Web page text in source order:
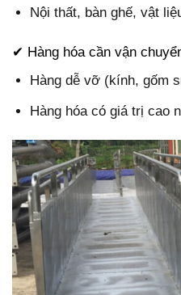
Nội thất, bàn ghế, vật
✔ Hàng hóa cần vận
Hàng dễ vỡ (kính, gốm
Hàng hóa có giá trị cao